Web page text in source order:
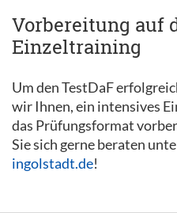
Vorbereitung auf
Einzeltraining
Um den TestDaF
wir Ihnen, ein intensives
das Prüfungsformat
Sie sich gerne beraten
ingolstadt.de!